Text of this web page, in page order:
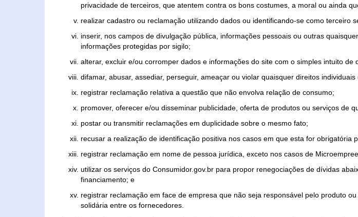
privacidade de terceiros, que atentem contra os bons costumes, a moral ou ainda
realizar cadastro ou reclamação utilizando dados ou identificando-se como terceiro
inserir, nos campos de divulgação pública, informações pessoais ou outras
informações protegidas por sigilo;
alterar, excluir e/ou corromper dados e informações do site com o simples intuito
difamar, abusar, assediar, perseguir, ameaçar ou violar quaisquer direitos
registrar reclamação relativa a questão que não envolva relação de consumo;
promover, oferecer e/ou disseminar publicidade, oferta de produtos ou serviços de
postar ou transmitir reclamações em duplicidade sobre o mesmo fato;
recusar a realização de identificação positiva nos casos em que esta for obrigatória
registrar reclamação em nome de pessoa jurídica, exceto nos casos de
utilizar os serviços do Consumidor.gov.br para propor renegociações de dívidas
financiamento; e
registrar reclamação em face de empresa que não seja responsável pelo produto
solidária entre os fornecedores.